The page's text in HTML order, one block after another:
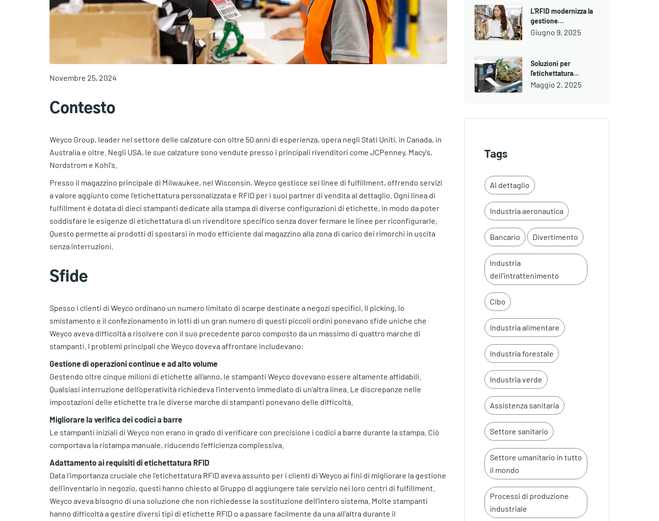
Novembre 25, 2024
Contesto
Weyco Group, leader nel settore delle calzature con oltre 50 anni di esperienza, opera negli Stati Uniti, in Canada, in
Australia e oltre. Negli USA, le sue calzature sono vendute presso i principali rivenditori come JCPenney, Macy's,
Nordstrom e Kohl's.
Presso il magazzino principale di Milwaukee, nel Wisconsin, Weyco gestisce sei linee di fulfillment, offrendo servizi
a valore aggiunto come l'etichettatura personalizzata e RFID per i suoi partner di vendita al dettaglio. Ogni linea di
fulfillment è dotata di dieci stampanti dedicate alla stampa di diverse configurazioni di etichette, in modo da poter
soddisfare le esigenze di etichettatura di un rivenditore specifico senza dover fermare le linee per riconfigurarle.
Questo permette ai prodotti di spostarsi in modo efficiente dal magazzino alla zona di carico dei rimorchi in uscita
senza interruzioni.
Sfide
Spesso i clienti di Weyco ordinano un numero limitato di scarpe destinate a negozi specifici. Il picking, lo
smistamento e il confezionamento in lotti di un gran numero di questi piccoli ordini ponevano sfide uniche che
Weyco aveva difficoltà a risolvere con il suo precedente parco composto da un massimo di quattro marche di
stampanti. I problemi principali che Weyco doveva affrontare includevano:
Gestione di operazioni continue e ad alto volume
Gestendo oltre cinque milioni di etichette all'anno, le stampanti Weyco dovevano essere altamente affidabili.
Qualsiasi interruzione dell’operatività richiedeva l'intervento immediato di un'altra linea. Le discrepanze nelle
impostazioni delle etichette tra le diverse marche di stampanti ponevano delle difficoltà.
Migliorare la verifica dei codici a barre
Le stampanti iniziali di Weyco non erano in grado di verificare con precisione i codici a barre durante la stampa. Ciò
comportava la ristampa manuale, riducendo l'efficienza complessiva.
Adattamento ai requisiti di etichettatura RFID
Data l’importanza cruciale che l'etichettatura RFID aveva assunto per i clienti di Weyco ai fini di migliorare la gestione
dell'inventario in negozio, questi hanno chiesto al Gruppo di aggiungere tale servizio nei loro centri di fulfillment.
Weyco aveva bisogno di una soluzione che non richiedesse la sostituzione dell'intero sistema. Molte stampanti
hanno difficoltà a gestire diversi tipi di etichette RFID o a passare facilmente da una all'altra durante il
L'RFID modernizza la
gestione…
Giugno 9, 2025
Soluzioni per
l'etichettatura…
Maggio 2, 2025
Tags
Al dettaglio
Industria aeronautica
Bancario Divertimento
Industria
dell'intrattenimento
Cibo
Industria alimentare
Industria forestale
Industria verde
Assistenza sanitaria
Settore sanitario
Settore umanitario in tutto
il mondo
Processi di produzione
industriale